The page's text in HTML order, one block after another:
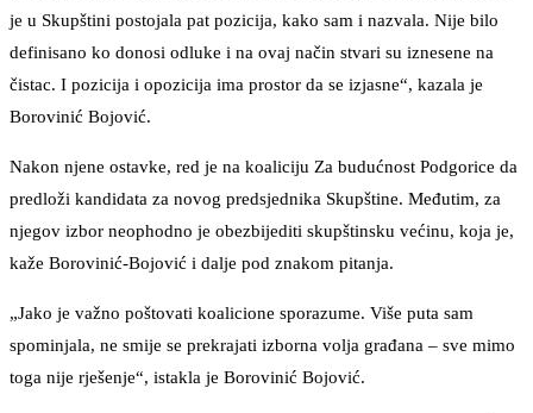
je u Skupštini postojala pat pozicija, kako sam i nazvala. Nije bilo
definisano ko donosi odluke i na ovaj način stvari su iznesene na
čistac. I pozicija i opozicija ima prostor da se izjasne“, kazala je
Borovinić Bojović.
Nakon njene ostavke, red je na koaliciju Za budućnost Podgorice da
predloži kandidata za novog predsjednika Skupštine. Međutim, za
njegov izbor neophodno je obezbijediti skupštinsku većinu, koja je,
kaže Borovinić-Bojović i dalje pod znakom pitanja.
„Jako je važno poštovati koalicione sporazume. Više puta sam
spominjala, ne smije se prekrajati izborna volja građana – sve mimo
toga nije rješenje“, istakla je Borovinić Bojović.